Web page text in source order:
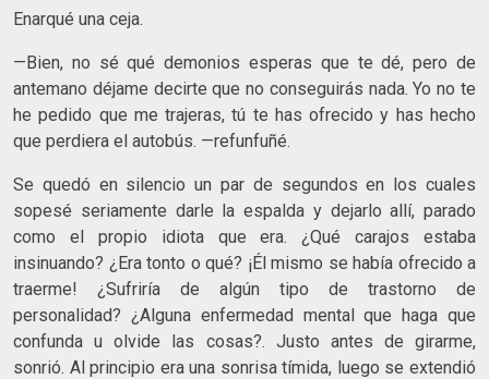
Enarqué una ceja.
—Bien, no sé qué demonios esperas que te dé, pero de
antemano déjame decirte que no conseguirás nada. Yo no te
he pedido que me trajeras, tú te has ofrecido y has hecho
que perdiera el autobús. —refunfuñé.
Se quedó en silencio un par de segundos en los cuales
sopesé seriamente darle la espalda y dejarlo allí, parado
como el propio idiota que era. ¿Qué carajos estaba
insinuando? ¿Era tonto o qué? ¡Él mismo se había ofrecido a
traerme! ¿Sufriría de algún tipo de trastorno de
personalidad? ¿Alguna enfermedad mental que haga que
confunda u olvide las cosas?. Justo antes de girarme,
sonrió. Al principio era una sonrisa tímida, luego se extendió